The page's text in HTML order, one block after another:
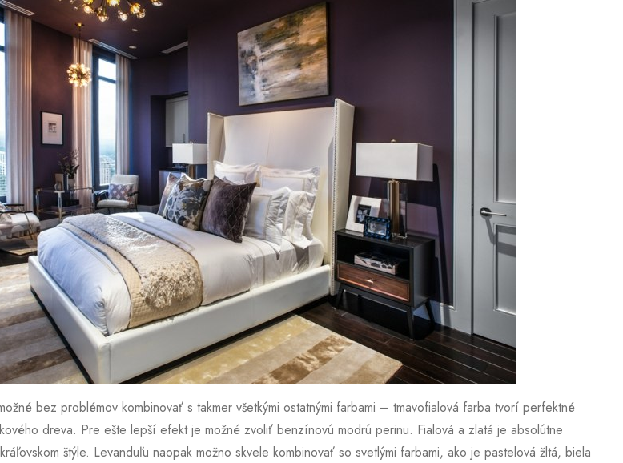
bez problémov kombinovať s takmer všetkými ostatnými farbami – tmavofialová farba tvorí perfektné
dreva. Pre ešte lepší efekt je možné zvoliť benzínovú modrú perinu. Fialová a zlatá je absolútne
štýle. Levanduľu naopak možno skvele kombinovať so svetlými farbami, ako je pastelová žltá, biela